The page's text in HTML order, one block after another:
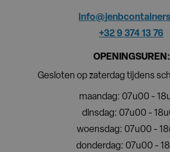
+32 9 374 13 76
OPENINGSUREN:
Gesloten op zaterdag tijdens
maandag: 07u00 -
dinsdag: 07u00 -
woensdag: 07u00 -
donderdag: 07u00 -